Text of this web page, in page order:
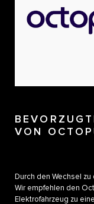
VON
Durch den Wechsel
Wir empfehlen den
Elektrofahrzeug zu